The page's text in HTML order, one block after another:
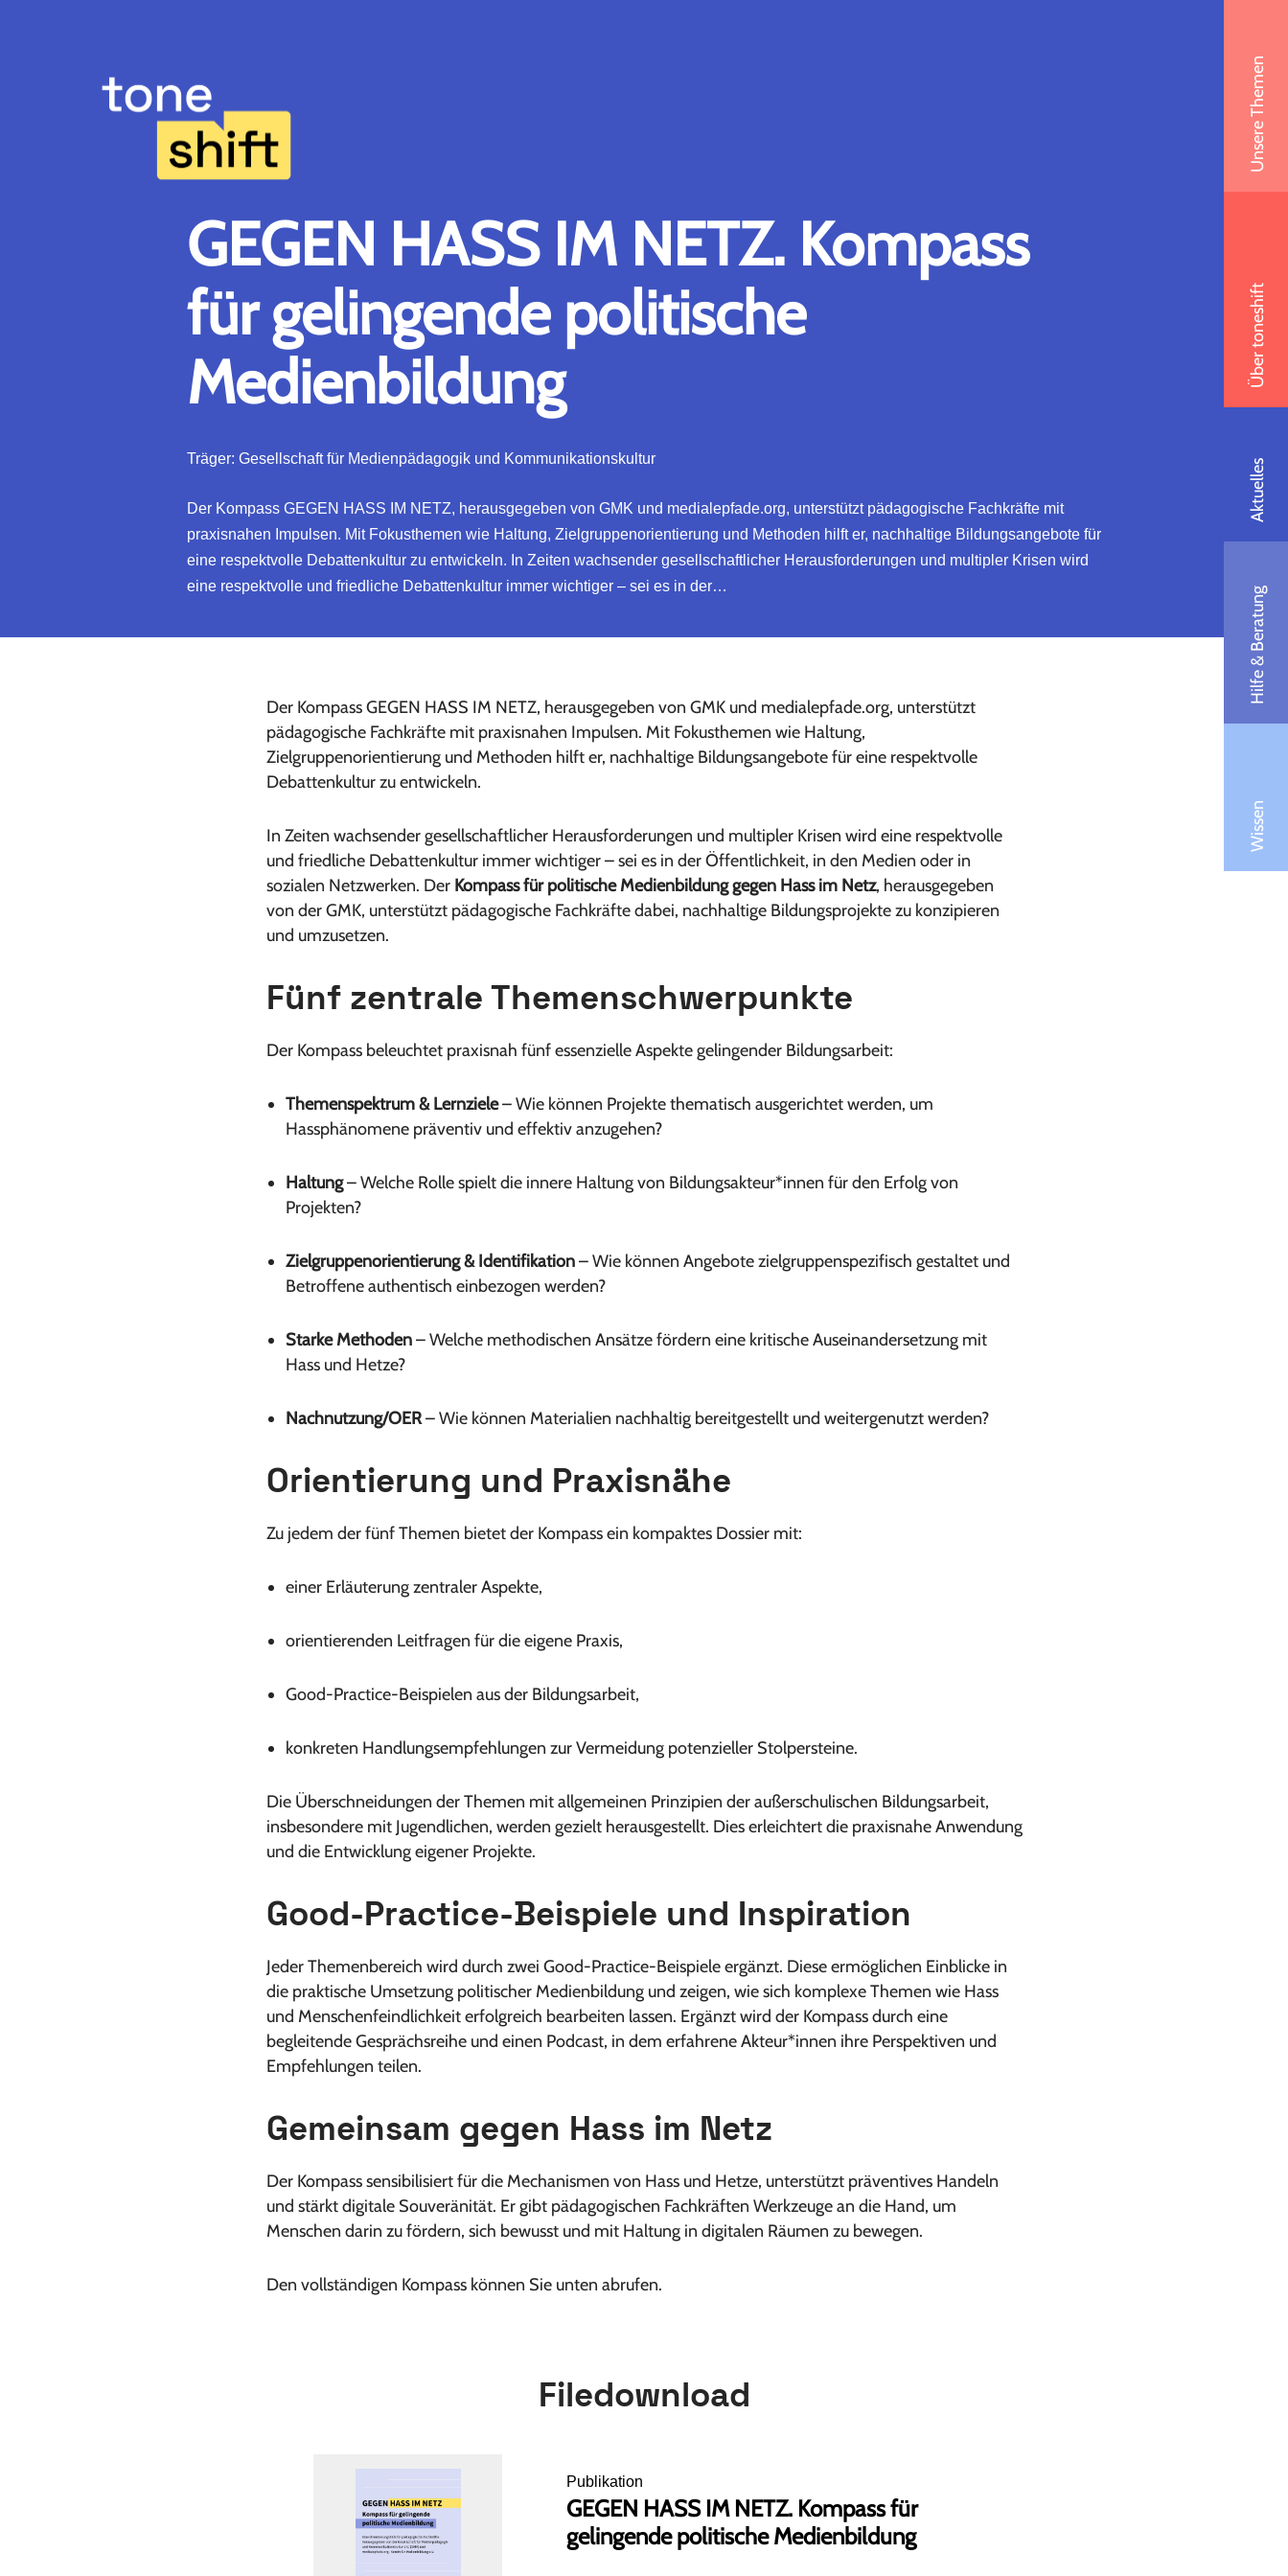
Unsere Themen
Über toneshift
Aktuelles
Hilfe & Beratung
Wissen
GEGEN HASS IM NETZ. Kompass
für gelingende politische
Medienbildung
Träger: Gesellschaft für Medienpädagogik und Kommunikationskultur
Der Kompass GEGEN HASS IM NETZ, herausgegeben von GMK und medialepfade.org, unterstützt pädagogische Fachkräfte mit
praxisnahen Impulsen. Mit Fokusthemen wie Haltung, Zielgruppenorientierung und Methoden hilft er, nachhaltige Bildungsangebote für
eine respektvolle Debattenkultur zu entwickeln. In Zeiten wachsender gesellschaftlicher Herausforderungen und multipler Krisen wird
eine respektvolle und friedliche Debattenkultur immer wichtiger – sei es in der…
Der Kompass GEGEN HASS IM NETZ, herausgegeben von GMK und medialepfade.org, unterstützt
pädagogische Fachkräfte mit praxisnahen Impulsen. Mit Fokusthemen wie Haltung,
Zielgruppenorientierung und Methoden hilft er, nachhaltige Bildungsangebote für eine respektvolle
Debattenkultur zu entwickeln.
In Zeiten wachsender gesellschaftlicher Herausforderungen und multipler Krisen wird eine respektvolle
und friedliche Debattenkultur immer wichtiger – sei es in der Öffentlichkeit, in den Medien oder in
sozialen Netzwerken. Der Kompass für politische Medienbildung gegen Hass im Netz, herausgegeben
von der GMK, unterstützt pädagogische Fachkräfte dabei, nachhaltige Bildungsprojekte zu konzipieren
und umzusetzen.
Fünf zentrale Themenschwerpunkte
Der Kompass beleuchtet praxisnah fünf essenzielle Aspekte gelingender Bildungsarbeit:
Themenspektrum & Lernziele– Wie können Projekte thematisch ausgerichtet werden, um
Hassphänomene präventiv und effektiv anzugehen?
Haltung– Welche Rolle spielt die innere Haltung von Bildungsakteur*innen für den Erfolg von
Projekten?
Zielgruppenorientierung & Identifikation– Wie können Angebote zielgruppenspezifisch gestaltet und
Betroffene authentisch einbezogen werden?
Starke Methoden– Welche methodischen Ansätze fördern eine kritische Auseinandersetzung mit
Hass und Hetze?
Nachnutzung/OER– Wie können Materialien nachhaltig bereitgestellt und weitergenutzt werden?
Orientierung und Praxisnähe
Zu jedem der fünf Themen bietet der Kompass ein kompaktes Dossier mit:
einer Erläuterung zentraler Aspekte,
orientierenden Leitfragen für die eigene Praxis,
Good-Practice-Beispielen aus der Bildungsarbeit,
konkreten Handlungsempfehlungen zur Vermeidung potenzieller Stolpersteine.
Die Überschneidungen der Themen mit allgemeinen Prinzipien der außerschulischen Bildungsarbeit,
insbesondere mit Jugendlichen, werden gezielt herausgestellt. Dies erleichtert die praxisnahe Anwendung
und die Entwicklung eigener Projekte.
Good-Practice-Beispiele und Inspiration
Jeder Themenbereich wird durch zwei Good-Practice-Beispiele ergänzt. Diese ermöglichen Einblicke in
die praktische Umsetzung politischer Medienbildung und zeigen, wie sich komplexe Themen wie Hass
und Menschenfeindlichkeit erfolgreich bearbeiten lassen. Ergänzt wird der Kompass durch eine
begleitende Gesprächsreihe und einen Podcast, in dem erfahrene Akteur*innen ihre Perspektiven und
Empfehlungen teilen.
Gemeinsam gegen Hass im Netz
Der Kompass sensibilisiert für die Mechanismen von Hass und Hetze, unterstützt präventives Handeln
und stärkt digitale Souveränität. Er gibt pädagogischen Fachkräften Werkzeuge an die Hand, um
Menschen darin zu fördern, sich bewusst und mit Haltung in digitalen Räumen zu bewegen.
Den vollständigen Kompass können Sie unten abrufen.
Filedownload
Publikation
GEGEN HASS IM NETZ. Kompass für
gelingende politische Medienbildung